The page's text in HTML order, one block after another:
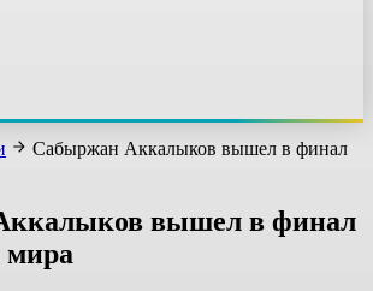
Сабыржан Аккалыков вышел в финал
вышел в финал
мира